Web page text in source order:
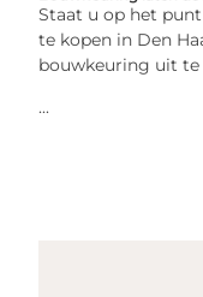
Staat u op het
te kopen in Den
bouwkeuring uit te
...